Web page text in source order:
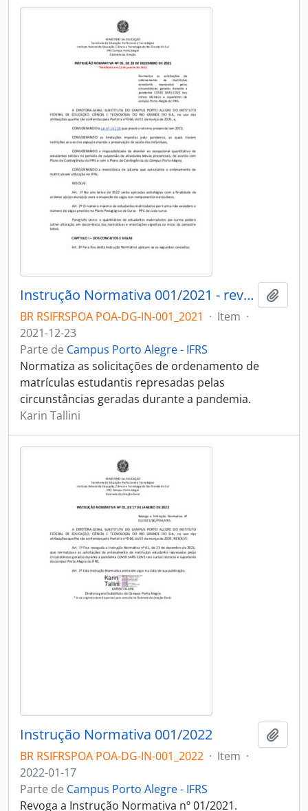
Instrução Normativa 001/2021 - revogado
BR RSIFRSPOA POA-DG-IN-001_2021 · Item ·
2021-12-23
Parte de Campus Porto Alegre - IFRS
Normatiza as solicitações de ordenamento de
matrículas estudantis represadas pelas
circunstâncias geradas durante a pandemia.
Karin Tallini
Instrução Normativa 001/2022
BR RSIFRSPOA POA-DG-IN-001_2022 · Item ·
2022-01-17
Parte de Campus Porto Alegre - IFRS
Revoga a Instrução Normativa nº 01/2021.